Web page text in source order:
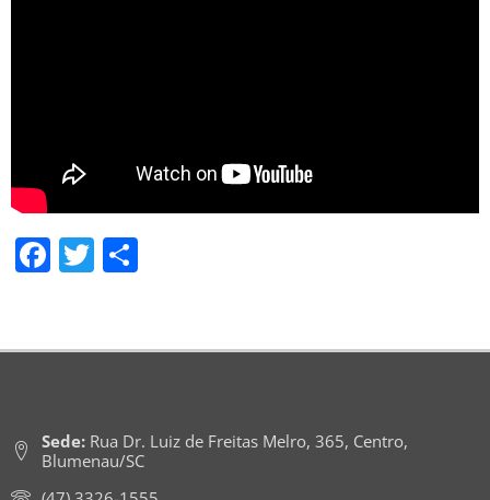
Facebook
Twitter
Sede:Rua Dr. Luiz de Freitas Melro, 365, Centro,
Blumenau/SC